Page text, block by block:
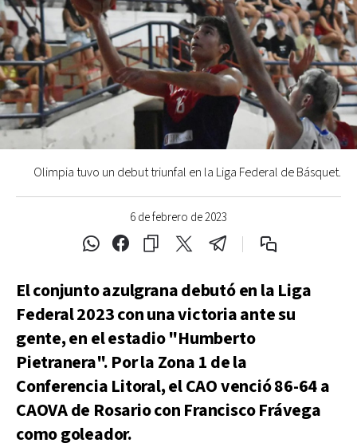
6 de febrero de 2023
Olimpia tuvo un debut triunfal en la Liga Federal de Básquet.
El conjunto azulgrana debutó en la Liga
Federal 2023 con una victoria ante su
gente, en el estadio "Humberto
Pietranera". Por la Zona 1 de la
Conferencia Litoral, el CAO venció 86-64 a
CAOVA de Rosario con Francisco Frávega
como goleador.